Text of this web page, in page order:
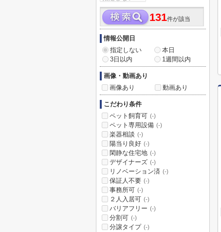
131件が該当
情報公開日
指定しない
本日
3日以内
1週間以内
画像・動画あり
画像あり
動画あり
こだわり条件
ペット飼育可 (-)
ペット専用設備 (-)
楽器相談 (-)
陽当り良好 (-)
閑静な住宅地 (-)
デザイナーズ (-)
リノベーション済 (-)
保証人不要 (-)
事務所可 (-)
２人入居可 (-)
バリアフリー (-)
分割可 (-)
分譲タイプ (-)